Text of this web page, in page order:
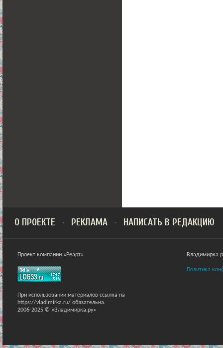
О ПРОЕКТЕ РЕКЛАМА НАПИСАТЬ В РЕДАКЦИЮ
Проект компании «Реарт»
При использовании материалов ссылка на
https://vladimirka.ru/ обязательна.
2006-2025 © «Владимирка.ру»
Владимирка
Политика